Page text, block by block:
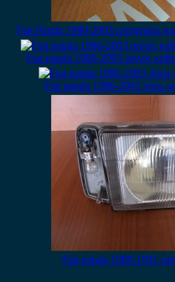
Fiat Panda 1980-2003 μηχανικός
Fiat panda 1986-2003 απλός
Fiat panda 1986-2003 πίσω
Fiat panda 1980-1991